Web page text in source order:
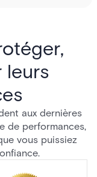
leurs
aux dernières
de performances,
vous puissiez